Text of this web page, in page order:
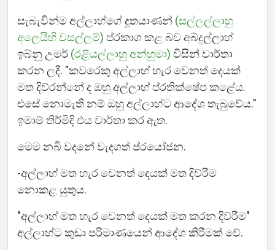
සැබැවින්ම අල්ලාහ්ගේ දූතයාණන් (සල්ලල්ලාහු
අලෙයිහි වසල්ලම්) ප්රකාශ කළ බව අබ්දුල්ලාහ්
ඉබ්නු උමර් (රළියල්ලාහු අන්හුමා) විසින් වාර්තා
කරන ලදී. "කවරෙකු අල්ලාහ් හැර වෙනත් දෙයක්
මත දිව්රන්නේ ද ඔහු අල්ලාහ් ප්රතික්ෂේප කළේය.
එසේ නොමැති නම් ඔහු අල්ලාහ්ට ආදේශ තැබුවේය."
ඉමාම් තිර්මිදි එය වාර්තා කර ඇත.
මෙම නබි වදනේ වැදගත් ප්රයෝජන.
-අල්ලාහ් මත හැර වෙනත් දෙයක් මත දිව්රීම
නොකළ යුතුය.
"අල්ලාහ් මත හැර වෙනත් දෙයක් මත කරන දිව්රීම"
අල්ලාහ්ට කුඩා පරිමාණයෙන් ආදේශ කිරීමක් වේ.